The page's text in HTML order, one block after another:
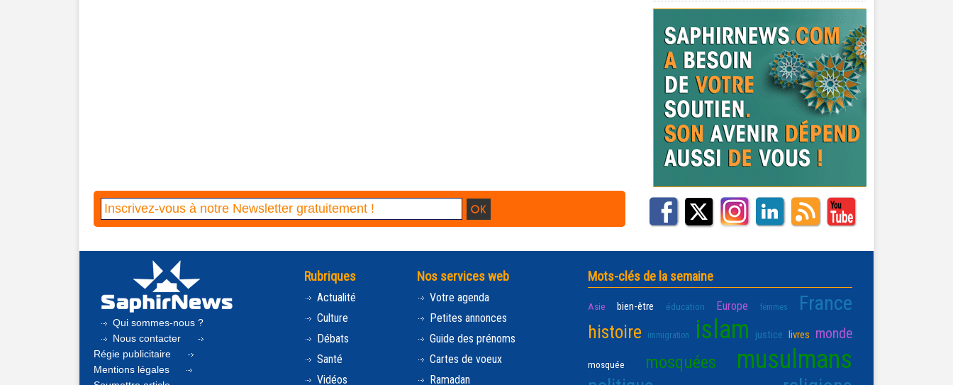
Qui sommes-nous ?
Nous contacter
Régie publicitaire
Mentions légales
Rubriques
Actualité
Culture
Débats
Santé
Vidéos
Nos services web
Votre agenda
Petites annonces
Guide des prénoms
Cartes de voeux
Ramadan
Mots-clés de la semaine
Asie bien-être éducation Europe femmes France
histoire immigration islam justice livres monde
mosquée mosquées musulmans